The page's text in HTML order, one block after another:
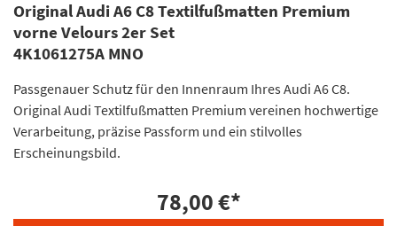
Original Audi A6 C8 Textilfußmatten Premium
vorne Velours 2er Set
4K1061275A MNO
Passgenauer Schutz für den Innenraum Ihres Audi A6 C8.
Original Audi Textilfußmatten Premium vereinen hochwertige
Verarbeitung, präzise Passform und ein stilvolles
Erscheinungsbild.
78,00 €*